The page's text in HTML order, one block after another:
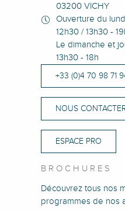
03200 VICHY
Ouverture du
12h30 / 13h30 -
Le dimanche et
13h30 - 18h
+33 (0)4 70 98 71
NOUS
ESPACE PRO
BROCHURES
Découvrez tous nos
programmes de nos